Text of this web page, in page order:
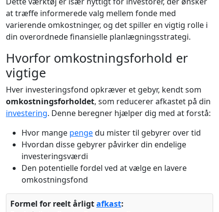
at træffe informerede valg mellem fonde med
varierende omkostninger, og det spiller en vigtig rolle i
din overordnede finansielle planlægningsstrategi.
Hvorfor omkostningsforhold er
vigtige
Hver investeringsfond opkræver et gebyr, kendt som
omkostningsforholdet, som reducerer afkastet på din
investering. Denne beregner hjælper dig med at forstå:
Hvor mange pengedu mister til gebyrer over tid
Hvordan disse gebyrer påvirker din endelige
investeringsværdi
Den potentielle fordel ved at vælge en lavere
omkostningsfond
Formel for reelt årligtafkast: